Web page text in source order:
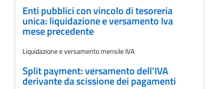
Enti pubblici con vincolo di tesoreria
unica: liquidazione e versamento Iva
mese precedente
Liquidazione e versamento mensile IVA
Split payment: versamento dell'IVA
derivante da scissione dei pagamenti